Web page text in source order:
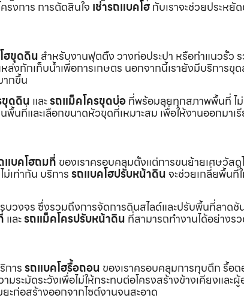
รงการ การตัดสินใจ เช่ารถแบคโฮกับเราจะช่วยประหยั
ฮขุดดิน สำหรับงานฟุตติ้ง วางท่อประปา หรือทำแนวรั้ว
ล่งกักเก็บน้ำเพื่อการเกษตร นอกจากนี้เรายังมีบริการขุ
ากขึ้น
ขุดดิน และรถแม็คโครขุดบ่อที่พร้อมลุยทุกสภาพพื้นที่ ไม่
นที่และเลือกขนาดหัวขุดที่เหมาะสม เพื่อให้งานออกมาเ
แบคโฮถมที่ ของเราครอบคลุมตั้งแต่การขนย้ายเศษวัส
เท่ากัน บริการรถแบคโฮปรับหน้าดินจะช่วยเกลี่ยพื้นที่
บวงจร ซึ่งรวมถึงการจัดการดินสไลด์และปรับพื้นที่ลาดชั
และรถแม็คโครปรับหน้าดิน ที่สามารถทำงานได้อย่างรว
การรถแบคโฮรื้อถอน ของเราครอบคลุมการทุบตึก รื้อ
ระมัดระวังเพื่อไม่ให้กระทบต่อโครงสร้างข้างเคียงและ
ก่อสร้างออกจากไซต์งานจนสะอาด